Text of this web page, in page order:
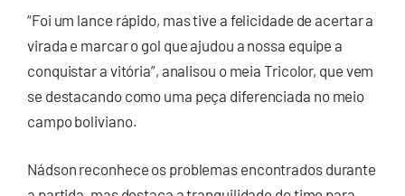
“Foi um lance rápido, mas tive a felicidade de acertar a
virada e marcar o gol que ajudou a nossa equipe a
conquistar a vitória”, analisou o meia Tricolor, que vem
se destacando como uma peça diferenciada no meio
campo boliviano.
Nádson reconhece os problemas encontrados durante